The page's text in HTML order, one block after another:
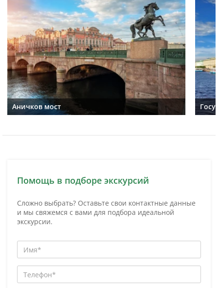
Аничков мост
Помощь в подборе экскурсий
Сложно выбрать? Оставьте свои контактные данные
и мы свяжемся с вами для подбора идеальной
экскурсии.